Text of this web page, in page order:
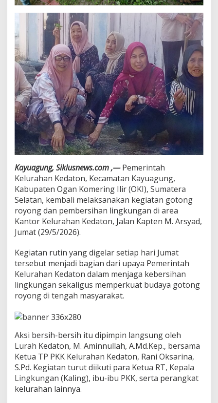
l
a
r
G
t
B
e
r
s
h
-
e
r
s
i
Kayuagung, Siklusnews.com ,—Pemerintah
Kelurahan Kedaton, Kecamatan Kayuagung,
Kabupaten Ogan Komering Ilir (OKI), Sumatera
Selatan, kembali melaksanakan kegiatan gotong
royong dan pembersihan lingkungan di area
Kantor Kelurahan Kedaton, Jalan Kapten M. Arsyad,
Jumat (29/5/2026).
Kegiatan rutin yang digelar setiap hari Jumat
tersebut menjadi bagian dari upaya Pemerintah
Kelurahan Kedaton dalam menjaga kebersihan
lingkungan sekaligus memperkuat budaya gotong
royong di tengah masyarakat.
Aksi bersih-bersih itu dipimpin langsung oleh
Lurah Kedaton, M. Aminnullah, A.Md.Kep., bersama
Ketua TP PKK Kelurahan Kedaton, Rani Oksarina,
S.Pd. Kegiatan turut diikuti para Ketua RT, Kepala
Lingkungan (Kaling), ibu-ibu PKK, serta perangkat
kelurahan lainnya.